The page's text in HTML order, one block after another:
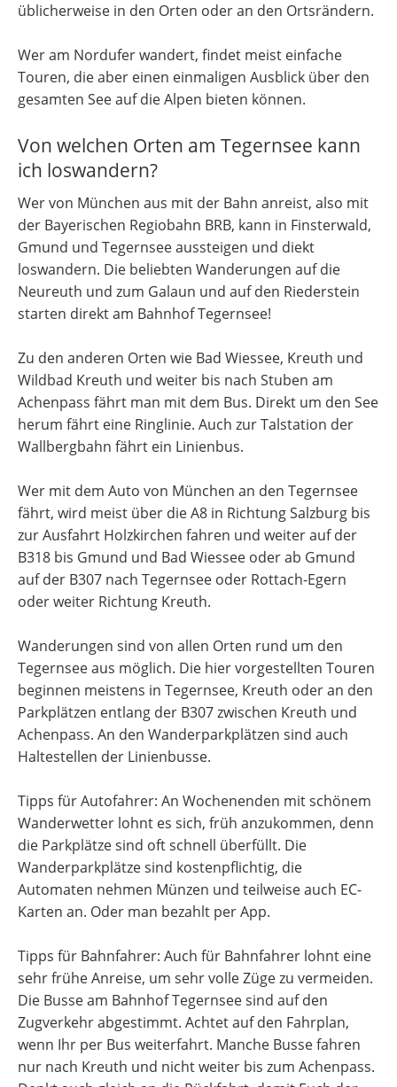
üblicherweise in den Orten oder an den Ortsrändern.
Wer am Nordufer wandert, findet meist einfache
Touren, die aber einen einmaligen Ausblick über den
gesamten See auf die Alpen bieten können.
Von welchen Orten am Tegernsee kann
ich loswandern?
Wer von München aus mit der Bahn anreist, also mit
der Bayerischen Regiobahn BRB, kann in Finsterwald,
Gmund und Tegernsee aussteigen und diekt
loswandern. Die beliebten Wanderungen auf die
Neureuth und zum Galaun und auf den Riederstein
starten direkt am Bahnhof Tegernsee!
Zu den anderen Orten wie Bad Wiessee, Kreuth und
Wildbad Kreuth und weiter bis nach Stuben am
Achenpass fährt man mit dem Bus. Direkt um den See
herum fährt eine Ringlinie. Auch zur Talstation der
Wallbergbahn fährt ein Linienbus.
Wer mit dem Auto von München an den Tegernsee
fährt, wird meist über die A8 in Richtung Salzburg bis
zur Ausfahrt Holzkirchen fahren und weiter auf der
B318 bis Gmund und Bad Wiessee oder ab Gmund
auf der B307 nach Tegernsee oder Rottach-Egern
oder weiter Richtung Kreuth.
Wanderungen sind von allen Orten rund um den
Tegernsee aus möglich. Die hier vorgestellten Touren
beginnen meistens in Tegernsee, Kreuth oder an den
Parkplätzen entlang der B307 zwischen Kreuth und
Achenpass. An den Wanderparkplätzen sind auch
Haltestellen der Linienbusse.
Tipps für Autofahrer: An Wochenenden mit schönem
Wanderwetter lohnt es sich, früh anzukommen, denn
die Parkplätze sind oft schnell überfüllt. Die
Wanderparkplätze sind kostenpflichtig, die
Automaten nehmen Münzen und teilweise auch EC-
Karten an. Oder man bezahlt per App.
Tipps für Bahnfahrer: Auch für Bahnfahrer lohnt eine
sehr frühe Anreise, um sehr volle Züge zu vermeiden.
Die Busse am Bahnhof Tegernsee sind auf den
Zugverkehr abgestimmt. Achtet auf den Fahrplan,
wenn Ihr per Bus weiterfahrt. Manche Busse fahren
nur nach Kreuth und nicht weiter bis zum Achenpass.